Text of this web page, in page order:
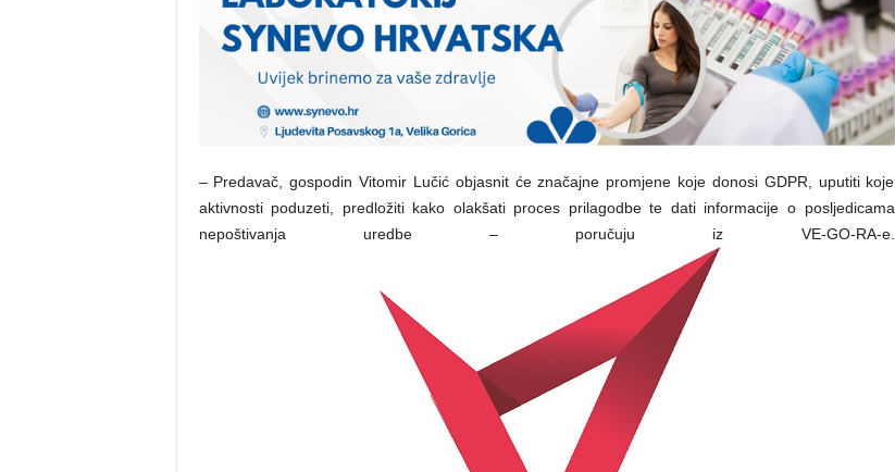
– Predavač, gospodin Vitomir Lučić objasnit će značajne promjene koje donosi GDPR, uputiti koje
aktivnosti poduzeti, predložiti kako olakšati proces prilagodbe te dati informacije o posljedicama
nepoštivanja uredbe – poručuju iz VE-GO-RA-e.